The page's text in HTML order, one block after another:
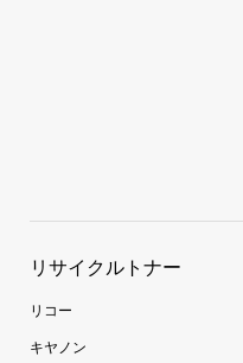
リサイクルトナー
リコー
キヤノン